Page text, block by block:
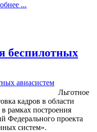
...
беспилотных
Льготное
кадров в области
рамках построения
Федерального проекта
систем».